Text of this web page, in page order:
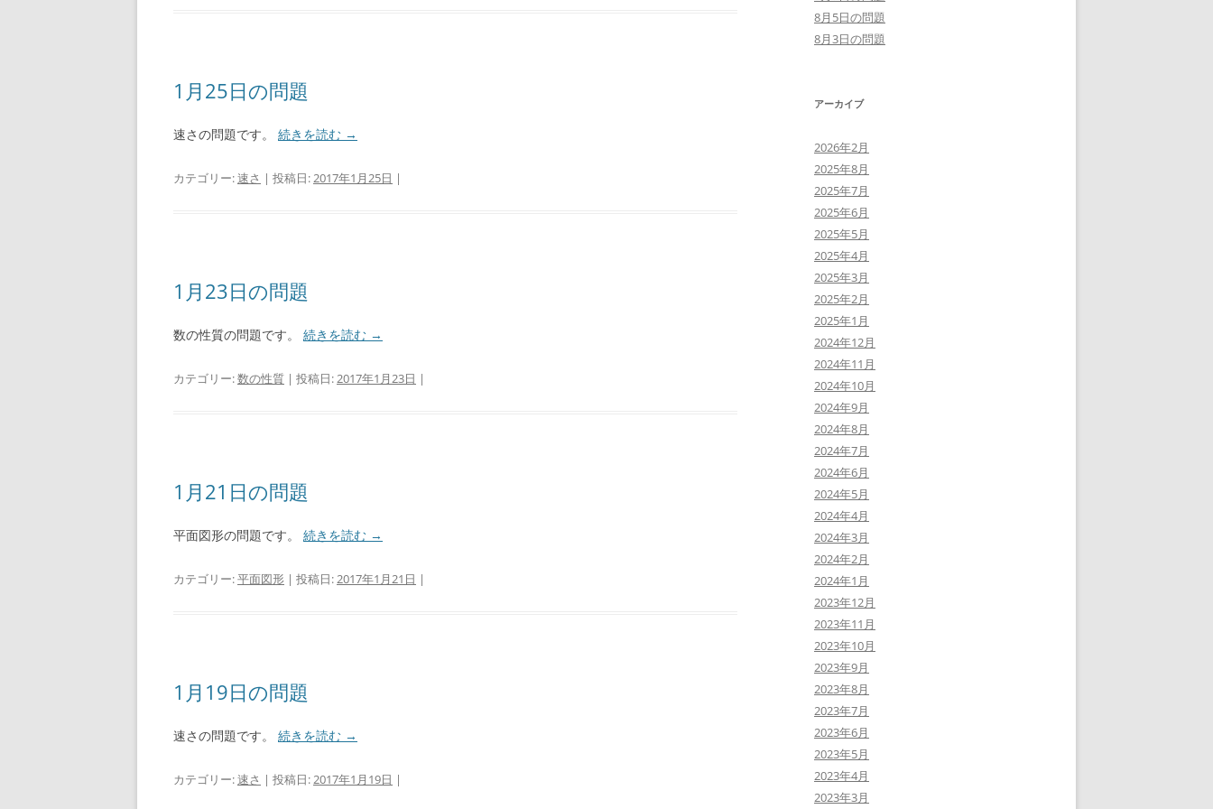
1月25日の問題
速さの問題です。 続きを読む →
カテゴリー:速さ | 投稿日:2017年1月25日 |
1月23日の問題
数の性質の問題です。 続きを読む →
カテゴリー:数の性質 | 投稿日:2017年1月23日 |
1月21日の問題
平面図形の問題です。 続きを読む →
カテゴリー:平面図形 | 投稿日:2017年1月21日 |
1月19日の問題
速さの問題です。 続きを読む →
カテゴリー:速さ | 投稿日:2017年1月19日 |
8月5日の問題
8月3日の問題
アーカイブ
2026年2月
2025年8月
2025年7月
2025年6月
2025年5月
2025年4月
2025年3月
2025年2月
2025年1月
2024年12月
2024年11月
2024年10月
2024年9月
2024年8月
2024年7月
2024年6月
2024年5月
2024年4月
2024年3月
2024年2月
2024年1月
2023年12月
2023年11月
2023年10月
2023年9月
2023年8月
2023年7月
2023年6月
2023年5月
2023年4月
2023年3月